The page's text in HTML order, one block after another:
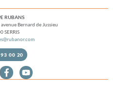
RUBANS
Bernard de Jussieu
SERRIS
00 20